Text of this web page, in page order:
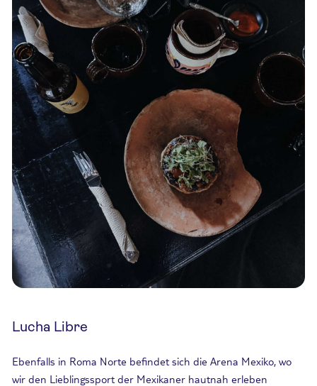
Lucha Libre
Ebenfalls in Roma Norte befindet sich die Arena Mexiko, wo
wir den Lieblingssport der Mexikaner hautnah erleben